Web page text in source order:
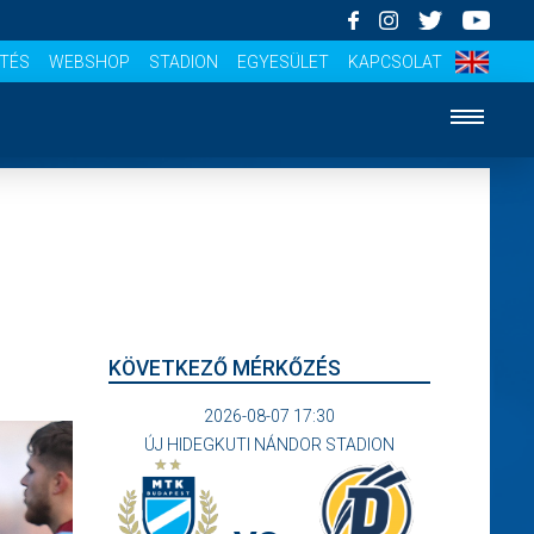
WEBSHOP STADION EGYESÜLET KAPCSOLAT
KÖVETKEZŐ MÉRKŐZÉS
2026-08-07 17:30
ÚJ HIDEGKUTI NÁNDOR STADION